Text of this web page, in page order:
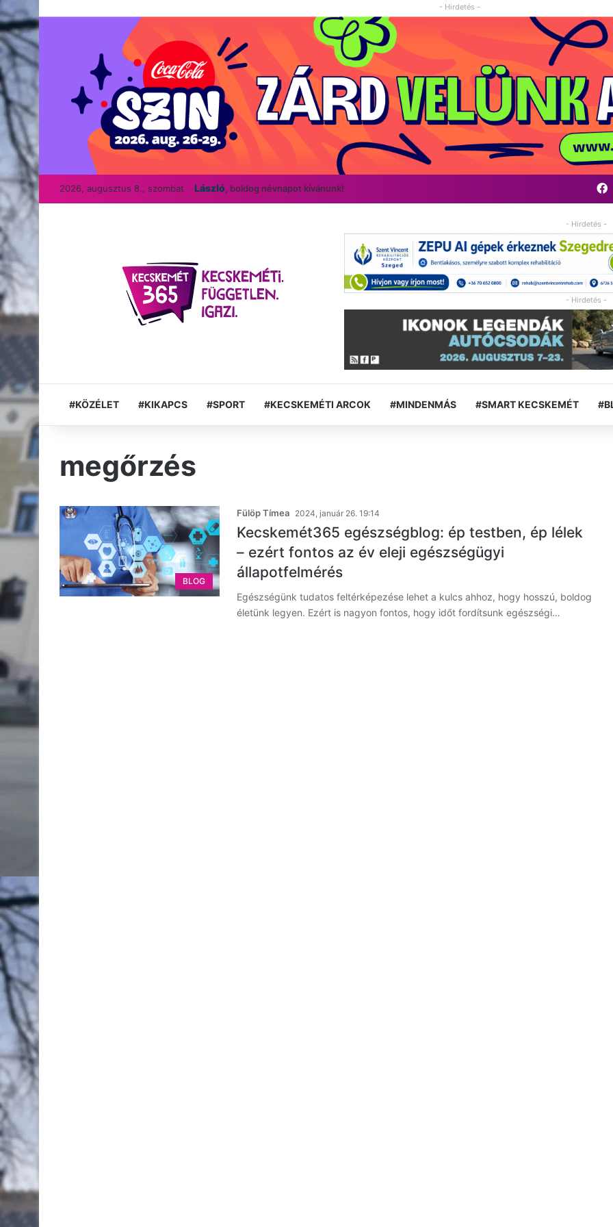
- Hirdetés -
2026, augusztus 8., szombat László, boldog névnapot kívánunk!
- Hirdetés -
- Hirdetés -
#KÖZÉLET #KIKAPCS #SPORT #KECSKEMÉTI ARCOK #MINDENMÁS #SMART KECSKEMÉT
megőrzés
BLOG
Fülöp Tímea 2024, január 26. 19:14
Kecskemét365 egészségblog: ép testben, ép lélek
– ezért fontos az év eleji egészségügyi
állapotfelmérés
Egészségünk tudatos feltérképezése lehet a kulcs ahhoz, hogy hosszú, boldog
életünk legyen. Ezért is nagyon fontos, hogy időt fordítsunk egészségi…